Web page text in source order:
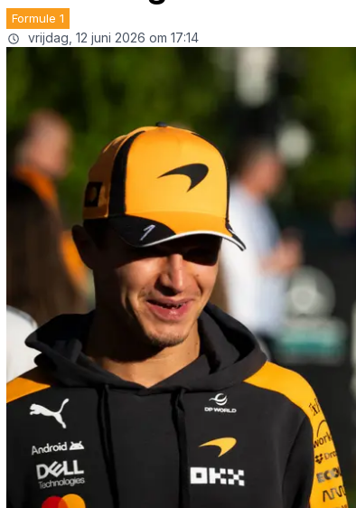
Formule 1
vrijdag, 12 juni 2026 om 17:14